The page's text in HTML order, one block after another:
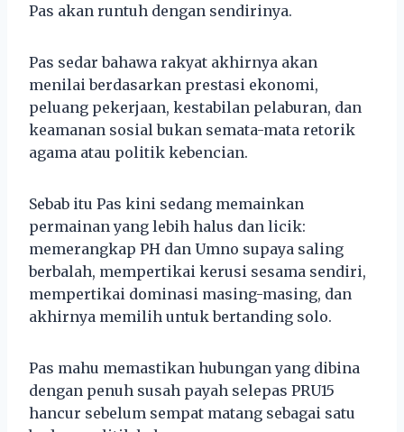
Pas akan runtuh dengan sendirinya.
Pas sedar bahawa rakyat akhirnya akan
menilai berdasarkan prestasi ekonomi,
peluang pekerjaan, kestabilan pelaburan, dan
keamanan sosial bukan semata-mata retorik
agama atau politik kebencian.
Sebab itu Pas kini sedang memainkan
permainan yang lebih halus dan licik:
memerangkap PH dan Umno supaya saling
berbalah, mempertikai kerusi sesama sendiri,
mempertikai dominasi masing-masing, dan
akhirnya memilih untuk bertanding solo.
Pas mahu memastikan hubungan yang dibina
dengan penuh susah payah selepas PRU15
hancur sebelum sempat matang sebagai satu